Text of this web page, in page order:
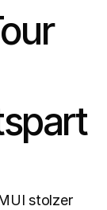
stolzer